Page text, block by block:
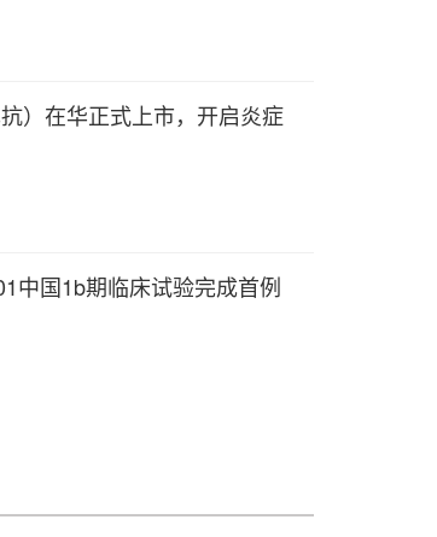
）在华正式上市，开启炎症
中国1b期临床试验完成首例